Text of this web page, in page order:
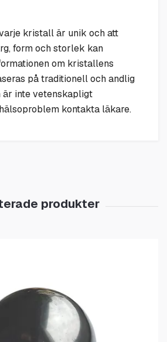
kristall är unik och att
form och storlek kan
om kristallens
på traditionell och andlig
är inte vetenskapligt
kontakta läkare.